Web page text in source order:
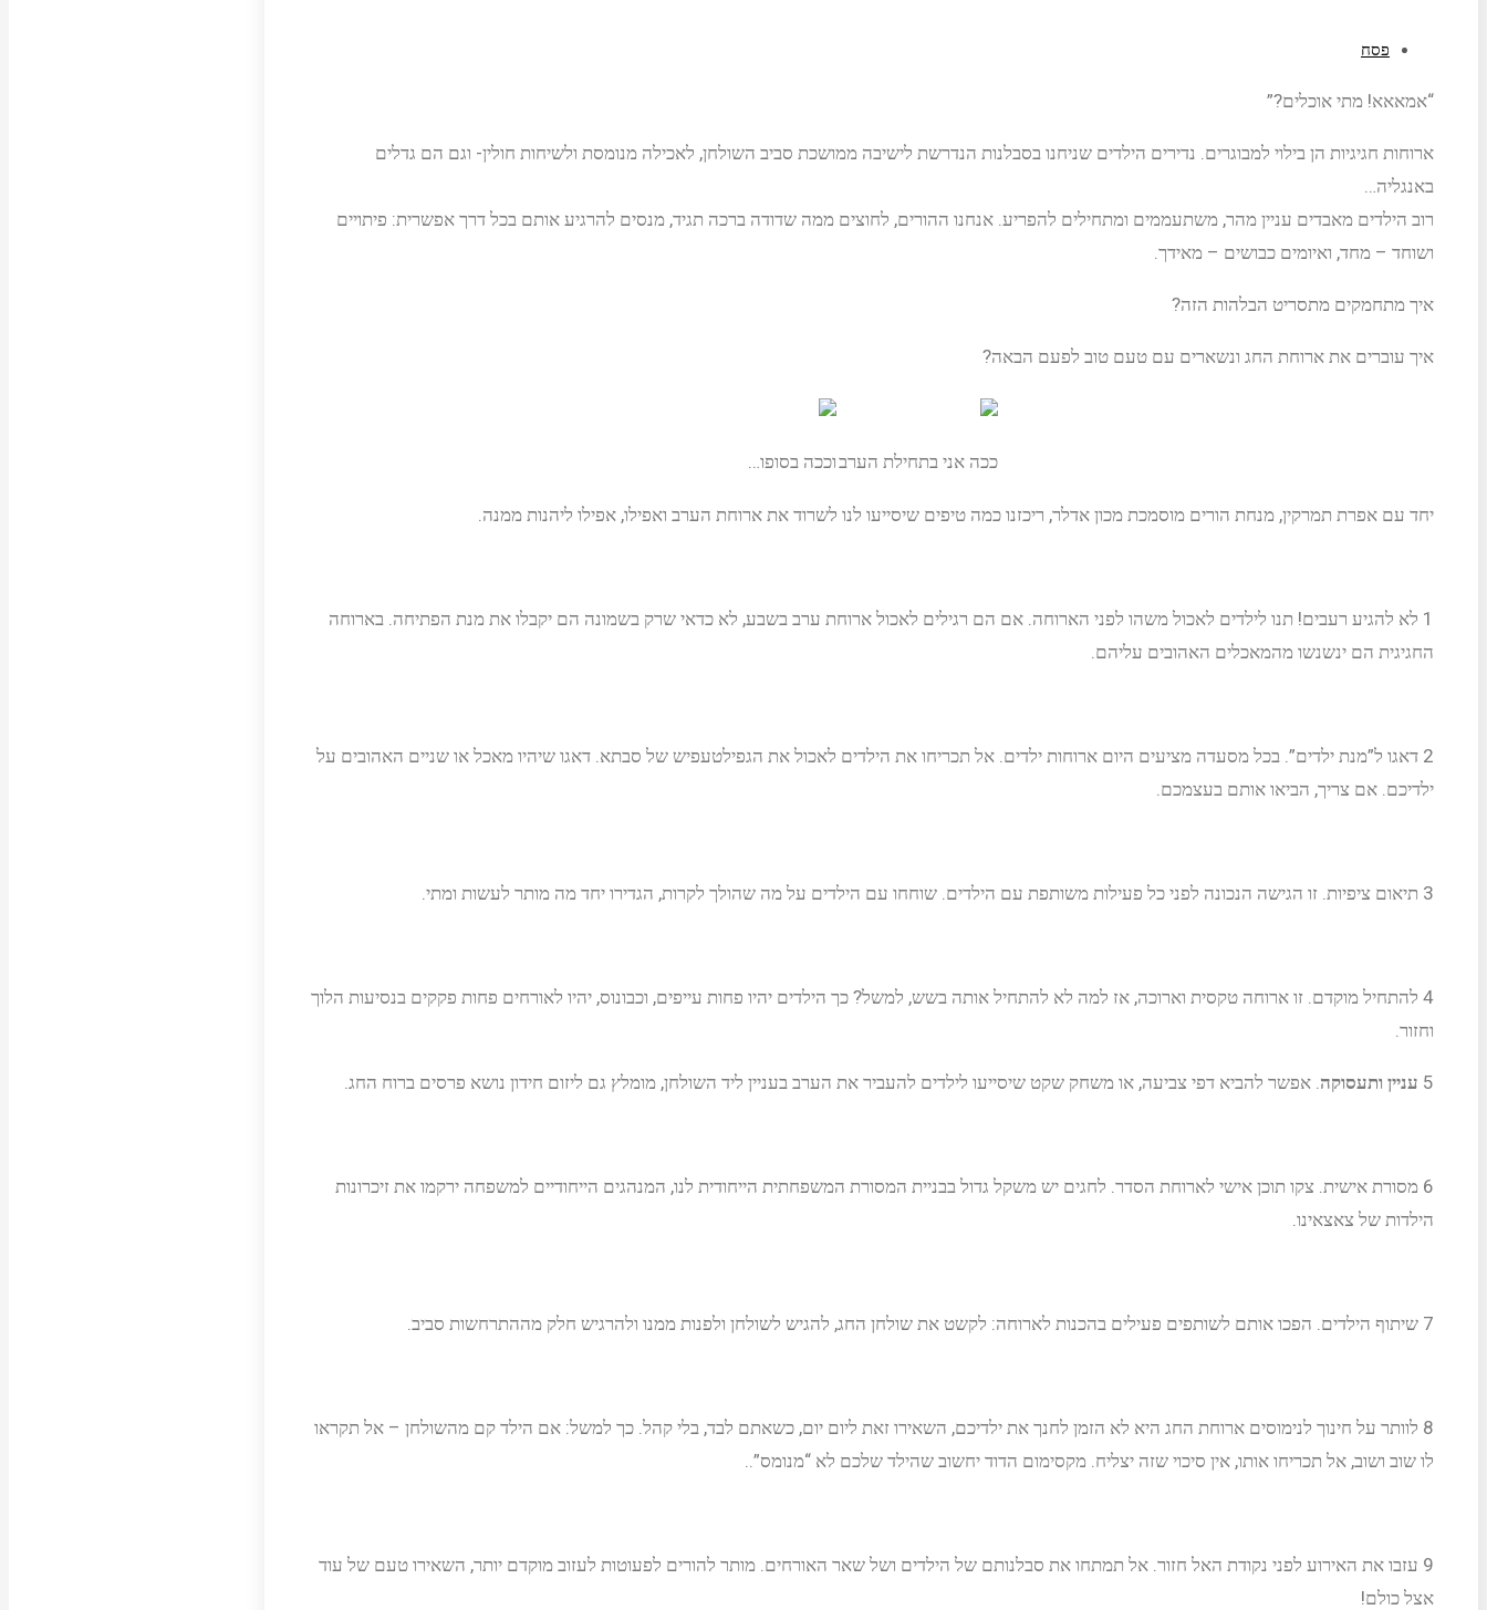
פסח
“אמאאא! מתי אוכלים?”
ארוחות חגיגיות הן בילוי למבוגרים. נדירים הילדים שניחנו בסבלנות הנדרשת לישיבה ממושכת סביב השולחן, לאכילה מנומסת ולשיחות חולין- וגם הם גדלים
באנגליה…
רוב הילדים מאבדים עניין מהר, משתעממים ומתחילים להפריע. אנחנו ההורים, לחוצים ממה שדודה ברכה תגיד, מנסים להרגיע אותם בכל דרך אפשרית: פיתויים
ושוחד – מחד, ואיומים כבושים – מאידך.
איך מתחמקים מתסריט הבלהות הזה?
איך עוברים את ארוחת החג ונשארים עם טעם טוב לפעם הבאה?
ככה אני בתחילת הערבוככה בסופו…
יחד עם אפרת תמרקין, מנחת הורים מוסמכת מכון אדלר, ריכזנו כמה טיפים שיסייעו לנו לשרוד את ארוחת הערב ואפילו, אפילו ליהנות ממנה.
1 לא להגיע רעבים! תנו לילדים לאכול משהו לפני הארוחה. אם הם רגילים לאכול ארוחת ערב בשבע, לא כדאי שרק בשמונה הם יקבלו את מנת הפתיחה. בארוחה
החגיגית הם ינשנשו מהמאכלים האהובים עליהם.
2 דאגו ל”מנת ילדים”. בכל מסעדה מציעים היום ארוחות ילדים. אל תכריחו את הילדים לאכול את הגפילטעפיש של סבתא. דאגו שיהיו מאכל או שניים האהובים על
ילדיכם. אם צריך, הביאו אותם בעצמכם.
3 תיאום ציפיות. זו הגישה הנכונה לפני כל פעילות משותפת עם הילדים. שוחחו עם הילדים על מה שהולך לקרות, הגדירו יחד מה מותר לעשות ומתי.
4 להתחיל מוקדם. זו ארוחה טקסית וארוכה, אז למה לא להתחיל אותה בשש, למשל? כך הילדים יהיו פחות עייפים, וכבונוס, יהיו לאורחים פחות פקקים בנסיעות הלוך
וחזור.
5 עניין ותעסוקה אפשר להביא דפי צביעה, או משחק שקט שיסייעו לילדים להעביר את הערב בעניין ליד השולחן, מומלץ גם ליזום חידון נושא פרסים ברוח החג.
6 מסורת אישית. צקו תוכן אישי לארוחת הסדר. לחגים יש משקל גדול בבניית המסורת המשפחתית הייחודית לנו, המנהגים הייחודיים למשפחה ירקמו את זיכרונות
הילדות של צאצאינו.
7 שיתוף הילדים. הפכו אותם לשותפים פעילים בהכנות לארוחה: לקשט את שולחן החג, להגיש לשולחן ולפנות ממנו ולהרגיש חלק מההתרחשות סביב.
8 לוותר על חינוך לנימוסים ארוחת החג היא לא הזמן לחנך את ילדיכם, השאירו זאת ליום יום, כשאתם לבד, בלי קהל. כך למשל: אם הילד קם מהשולחן – אל תקראו
לו שוב ושוב, אל תכריחו אותו, אין סיכוי שזה יצליח. מקסימום הדוד יחשוב שהילד שלכם לא “מנומס”..
9 עזבו את האירוע לפני נקודת האל חזור. אל תמתחו את סבלנותם של הילדים ושל שאר האורחים. מותר להורים לפעוטות לעזוב מוקדם יותר, השאירו טעם של עוד
אצל כולם!